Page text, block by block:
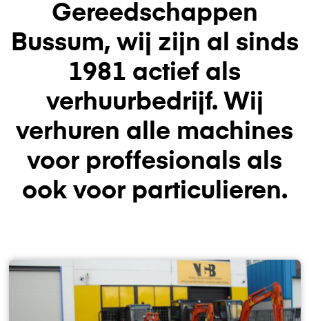
Gereedschappen
Bussum, wij zijn al sinds
1981 actief als
verhuurbedrijf. Wij
verhuren alle machines
voor proffesionals als
ook voor particulieren.